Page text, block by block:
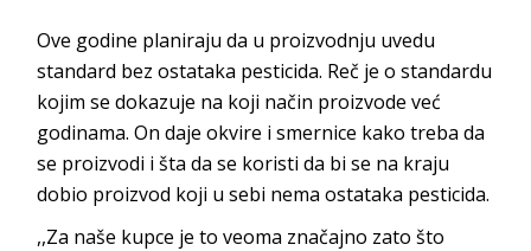
Ove godine planiraju da u proizvodnju uvedu
standard bez ostataka pesticida. Reč je o standardu
kojim se dokazuje na koji način proizvode već
godinama. On daje okvire i smernice kako treba da
se proizvodi i šta da se koristi da bi se na kraju
dobio proizvod koji u sebi nema ostataka pesticida.
,,Za naše kupce je to veoma značajno zato što